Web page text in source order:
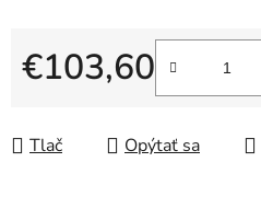
€103,60
Tlač Opýtať sa